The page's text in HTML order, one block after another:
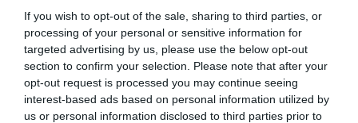
If you wish to opt-out of the sale, sharing to third parties, or
processing of your personal or sensitive information for
targeted advertising by us, please use the below opt-out
section to confirm your selection. Please note that after your
opt-out request is processed you may continue seeing
interest-based ads based on personal information utilized by
us or personal information disclosed to third parties prior to
Ταυτότητα Εκδήλωσης
Ημερομηνία:
Από:
15/10/2019
Τρίτη-Κυριακή 9:00-14:00